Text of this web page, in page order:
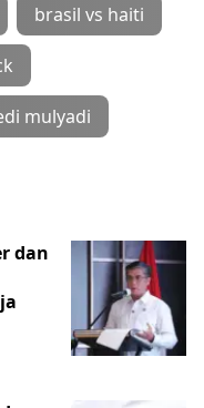
brasil vs haiti
mulyadi
dan